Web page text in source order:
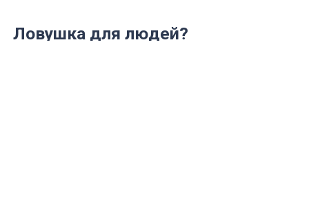
Ловушка для людей?